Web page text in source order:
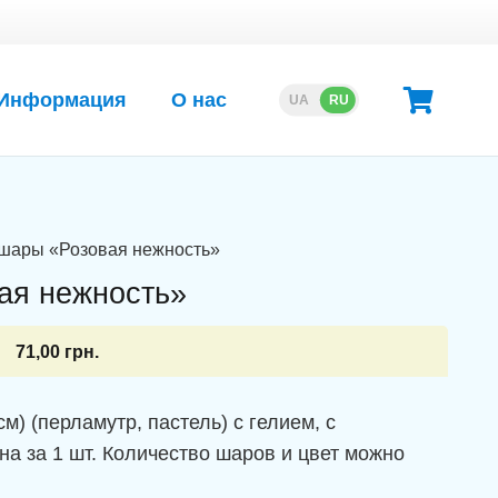
О нас UA RU
«Розовая нежность»
нежность»
71,00 грн.
(перламутр, пастель) с гелием, с
за 1 шт. Количество шаров и цвет можно